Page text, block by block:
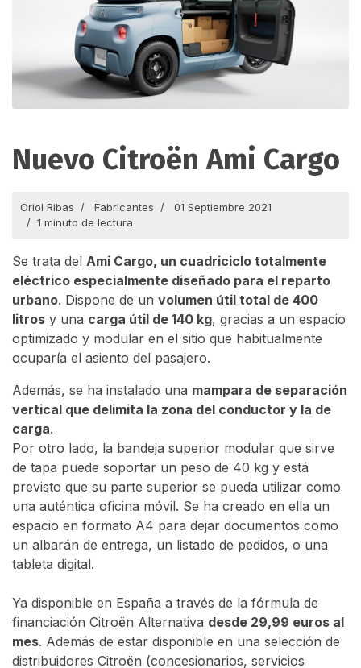
Nuevo Citroën Ami Cargo
Oriol Ribas Fabricantes
01 Septiembre 2021
1 minuto de lectura
Se trata del Ami Cargo, un cuadriciclo totalmente
eléctrico especialmente diseñado para el reparto
urbano. Dispone de un volumen útil total de 400
litros y una carga útil de 140 kg, gracias a un espacio
optimizado y modular en el sitio que habitualmente
ocuparía el asiento del pasajero.
Además, se ha instalado una mampara de separación
vertical que delimita la zona del conductor y la de
carga.
Por otro lado, la bandeja superior modular que sirve
de tapa puede soportar un peso de 40 kg y está
previsto que su parte superior se pueda utilizar como
una auténtica oficina móvil. Se ha creado en ella un
espacio en formato A4 para dejar documentos como
un albarán de entrega, un listado de pedidos, o una
tableta digital.
Ya disponible en España a través de la fórmula de
financiación Citroën Alternativa desde 29,99 euros al
mes. Además de estar disponible en una selección de
distribuidores Citroën (concesionarios, servicios